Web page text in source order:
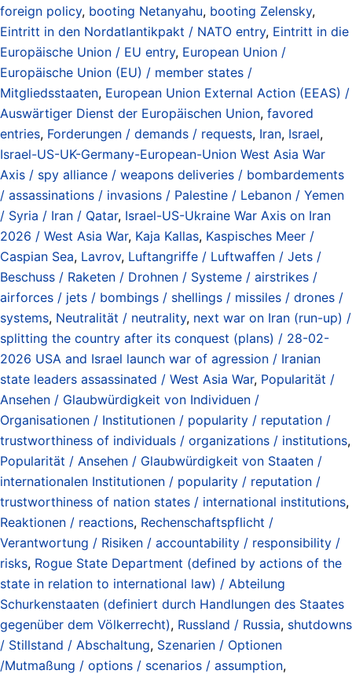
foreign policy, booting Netanyahu, booting Zelensky,
Eintritt in den Nordatlantikpakt / NATO entry, Eintritt in die
Europäische Union / EU entry, European Union /
Europäische Union (EU) / member states /
Mitgliedsstaaten, European Union External Action (EEAS) /
Auswärtiger Dienst der Europäischen Union, favored
entries, Forderungen / demands / requests, Iran, Israel,
Israel-US-UK-Germany-European-Union West Asia War
Axis / spy alliance / weapons deliveries / bombardements
/ assassinations / invasions / Palestine / Lebanon / Yemen
/ Syria / Iran / Qatar, Israel-US-Ukraine War Axis on Iran
2026 / West Asia War, Kaja Kallas, Kaspisches Meer /
Caspian Sea, Lavrov, Luftangriffe / Luftwaffen / Jets /
Beschuss / Raketen / Drohnen / Systeme / airstrikes /
airforces / jets / bombings / shellings / missiles / drones /
systems, Neutralität / neutrality, next war on Iran (run-up) /
splitting the country after its conquest (plans) / 28-02-
2026 USA and Israel launch war of agression / Iranian
state leaders assassinated / West Asia War, Popularität /
Ansehen / Glaubwürdigkeit von Individuen /
Organisationen / Institutionen / popularity / reputation /
trustworthiness of individuals / organizations / institutions,
Popularität / Ansehen / Glaubwürdigkeit von Staaten /
internationalen Institutionen / popularity / reputation /
trustworthiness of nation states / international institutions,
Reaktionen / reactions, Rechenschaftspflicht /
Verantwortung / Risiken / accountability / responsibility /
risks, Rogue State Department (defined by actions of the
state in relation to international law) / Abteilung
Schurkenstaaten (definiert durch Handlungen des Staates
gegenüber dem Völkerrecht), Russland / Russia, shutdowns
/ Stillstand / Abschaltung, Szenarien / Optionen
/Mutmaßung / options / scenarios / assumption,